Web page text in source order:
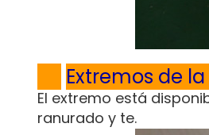
Extremos de
El extremo está
ranurado y te.